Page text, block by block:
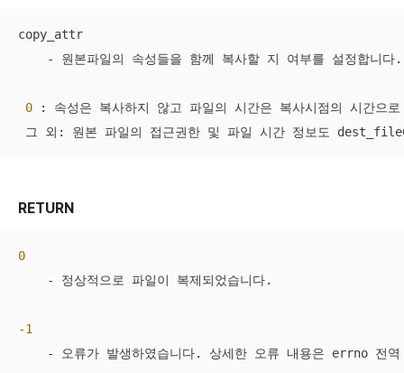
copy_attr
    - 원본파일의 속성들을 함께 복사할 지 여부를 설정합니다.
0 : 속성은 복사하지 않고 파일의 시간은 복사시점의 시간으로
그 외: 원본 파일의 접근권한 및 파일 시간 정보도 dest_file
RETURN
0
    - 정상적으로 파일이 복제되었습니다.
-1
- 오류가 발생하였습니다. 상세한 오류 내용은 errno 전